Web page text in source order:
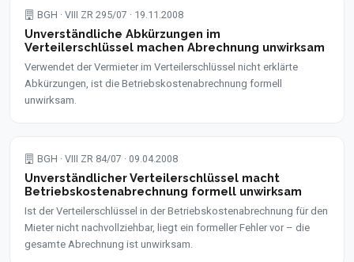
BGH · VIII ZR 295/07 · 19.11.2008
Unverständliche Abkürzungen im
Verteilerschlüssel machen Abrechnung unwirksam
Verwendet der Vermieter im Verteilerschlüssel nicht erklärte
Abkürzungen, ist die Betriebskostenabrechnung formell
unwirksam.
BGH · VIII ZR 84/07 · 09.04.2008
Unverständlicher Verteilerschlüssel macht
Betriebskostenabrechnung formell unwirksam
Ist der Verteilerschlüssel in der Betriebskostenabrechnung für den
Mieter nicht nachvollziehbar, liegt ein formeller Fehler vor – die
gesamte Abrechnung ist unwirksam.